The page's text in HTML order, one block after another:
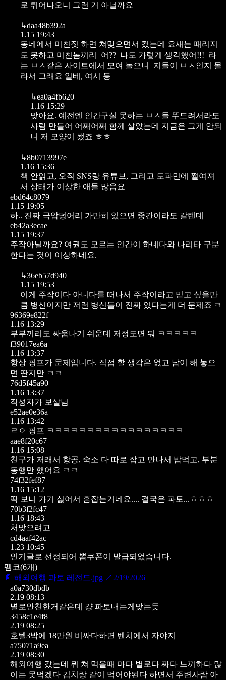
로 튀어나오니 그런 거 아닐까요
↳daa48b392a
1.15 19:43
동네에서 미친짓 하면 쳐맞으면서 컸는데
요새는 때리지
도 못하고 미친놈끼리 어?? 나도 가렇게 생각했어!!! 라
는 ㅂㅅ같은 사이트에서 모여 놀으니 지들이 ㅂㅅ인지 몰
라서 그래요 일베, 여시 등
↳ea0a4fb620
1.16 15:29
맞아요. 예전엔 인간구실 못하는 ㅂㅅ들 뚜드려서라도
사람 만들어 어째어째 함께 살았는데 지금은 그게 안되
니 저 모양이 됐죠 ㅎㅎ
↳8b0713997e
1.16 15:36
책 안읽고, 오직 SNS랑 유튜브, 그리고 도파민에 쩔여져
서 상태가 이상한 애들 많음요
ebd64c8079
1.15 19:05
하.. 진짜 극암덩어리 가만히 있으면 중간이라도 갈텐데
eb42a3ecae
1.15 19:37
주작아닐까요? 여권도 모르는 인간이 하네다와 나리타 구분
한다는 것이 이상하네요.
↳36eb57d940
1.15 19:53
이게 주작이다 아니다를 떠나서 주작이라고 믿고 싶을만
큼 병신이지만 저런 병신들이 진짜 있다는게 더 문제죠 ㅋ
96369e822f
1.16 13:29
부부끼리도 싸움나기 쉬운데 저정도면 뭐 ㅋㅋㅋㅋㅋ
f39017ea6a
1.16 13:37
항상 핑프가 문제입니다. 직접 할 생각은 없고 남이 해 놓으
면 딴지만 ㅋㅋ
76d5f45a90
1.16 13:37
작성자가 보살님
e52ae0e36a
1.16 13:42
ㄹㅇ 핑프 ㅋㅋㅋㅋㅋㅋㅋㅋㅋㅋㅋㅋㅋㅋㅋㅋㅋ
aae8f20c67
1.16 15:08
친구가 저래서 항공, 숙소 다 따로 잡고 만나서 밥먹고, 부분
동행만 했어요 ㅋㅋ
74f32fef87
1.16 15:12
딱 보니 가기 싫어서 흠잡는거네요.... 결국은 파토...ㅎㅎㅎ
70b3f2fc47
1.16 18:43
처맞으려고
cd4aaf42ac
1.23 10:45
인기글로 선정되어 뽐쿠폰이 발급되었습니다.
펨코(6개)
📄 해외여행 파토 레전드.jpg ↗ 2/19/2026
a0a730dbdb
2.19 08:13
별로안친한거같은데 걍 파토내는게맞는듯
3458c1e4f8
2.19 08:25
호텔3박에 18만원 비싸다하면 벤치에서 자야지
a75071a9ea
2.19 08:30
해외여행 갔는데 뭐 쳐 먹을때 마다 별로다 짜다 느끼하다 많
이는 못먹겠다 김치랑 같이 먹어야된다 하면서 주변사람 아